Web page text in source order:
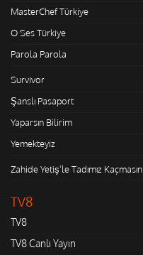
MasterChef Türkiye
O Ses Türkiye
Parola Parola
Survivor
Şanslı Pasaport
Yaparsın Bilirim
Yemekteyiz
Zahide Yetiş'le Tadımız Kaçmasın
TV8
TV8
TV8 Canlı Yayın